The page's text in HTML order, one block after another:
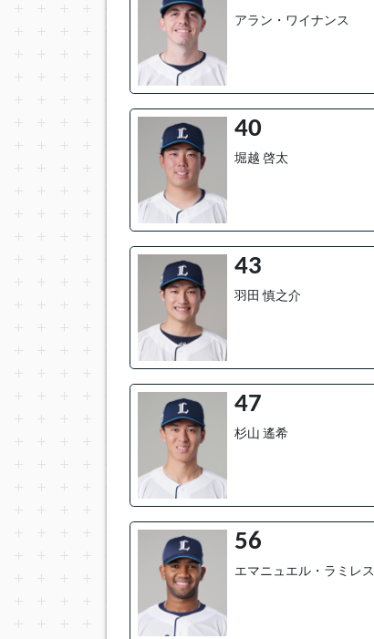
アラン・ワイナンス
40
堀越 啓太
43
羽田 慎之介
47
杉山 遙希
56
エマニュエル・ラミレス